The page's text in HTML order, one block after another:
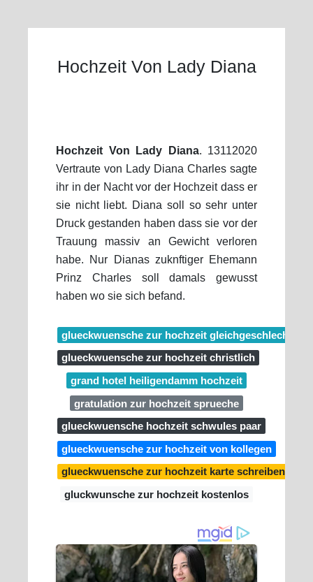
Hochzeit Von Lady Diana
Hochzeit Von Lady Diana. 13112020
Vertraute von Lady Diana Charles sagte
ihr in der Nacht vor der Hochzeit dass er
sie nicht liebt. Diana soll so sehr unter
Druck gestanden haben dass sie vor der
Trauung massiv an Gewicht verloren
habe. Nur Dianas zuknftiger Ehemann
Prinz Charles soll damals gewusst
haben wo sie sich befand.
glueckwuensche zur hochzeit
glueckwuensche zur hochzeit christlich
grand hotel heiligendamm hochzeit
gratulation zur hochzeit sprueche
glueckwuensche hochzeit schwules paar
glueckwuensche zur hochzeit von kollegen
glueckwuensche zur hochzeit karte schreiben
gluckwunsche zur hochzeit kostenlos